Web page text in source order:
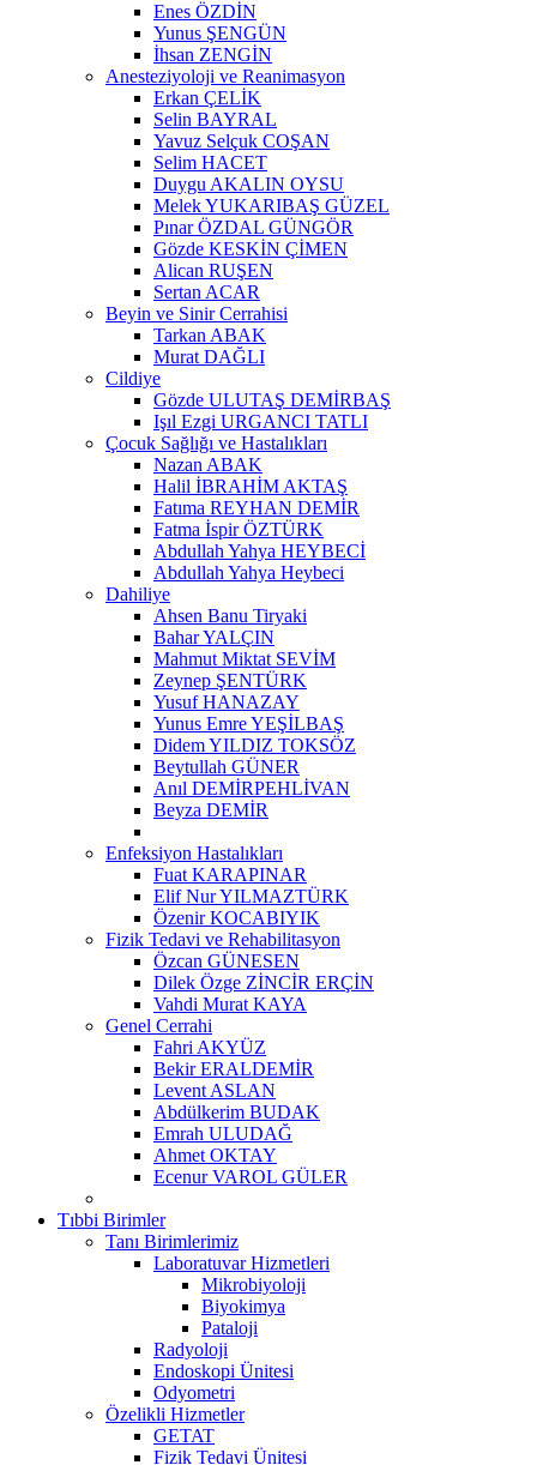
Enes ÖZDİN
Yunus ŞENGÜN
İhsan ZENGİN
Anesteziyoloji ve Reanimasyon
Erkan ÇELİK
Selin BAYRAL
Yavuz Selçuk COŞAN
Selim HACET
Duygu AKALIN OYSU
Melek YUKARIBAŞ GÜZEL
Pınar ÖZDAL GÜNGÖR
Gözde KESKİN ÇİMEN
Alican RUŞEN
Sertan ACAR
Beyin ve Sinir Cerrahisi
Tarkan ABAK
Murat DAĞLI
Cildiye
Gözde ULUTAŞ DEMİRBAŞ
Işıl Ezgi URGANCI TATLI
Çocuk Sağlığı ve Hastalıkları
Nazan ABAK
Halil İBRAHİM AKTAŞ
Fatıma REYHAN DEMİR
Fatma İspir ÖZTÜRK
Abdullah Yahya HEYBECİ
Abdullah Yahya Heybeci
Dahiliye
Ahsen Banu Tiryaki
Bahar YALÇIN
Mahmut Miktat SEVİM
Zeynep ŞENTÜRK
Yusuf HANAZAY
Yunus Emre YEŞİLBAŞ
Didem YILDIZ TOKSÖZ
Beytullah GÜNER
Anıl DEMİRPEHLİVAN
Beyza DEMİR
Enfeksiyon Hastalıkları
Fuat KARAPINAR
Elif Nur YILMAZTÜRK
Özenir KOCABIYIK
Fizik Tedavi ve Rehabilitasyon
Özcan GÜNESEN
Dilek Özge ZİNCİR ERÇİN
Vahdi Murat KAYA
Genel Cerrahi
Fahri AKYÜZ
Bekir ERALDEMİR
Levent ASLAN
Abdülkerim BUDAK
Emrah ULUDAĞ
Ahmet OKTAY
Ecenur VAROL GÜLER
Tıbbi Birimler
Tanı Birimlerimiz
Laboratuvar Hizmetleri
Mikrobiyoloji
Biyokimya
Pataloji
Radyoloji
Endoskopi Ünitesi
Odyometri
Özelikli Hizmetler
GETAT
Fizik Tedavi Ünitesi